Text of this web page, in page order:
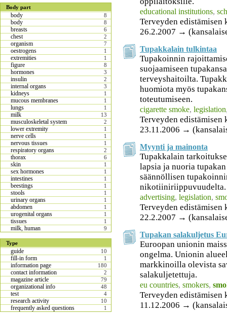
Body part
body 8
body 8
breasts 6
chest 2
organism 7
oestrogens 1
extremities 1
figure 8
hormones 3
insulin 2
internal organs 3
kidneys 1
mucous membranes 1
lungs 1
milk 13
musculoskeletal system 2
lower extremity 1
nerve cells 1
nervous tissues 1
respiratory organs 2
thorax 6
skin 1
sex hormones 1
intestines 1
beestings 1
stools 1
urinary organs 1
abdomen 1
urogenital organs 1
tissues 1
milk, human 9
Type
guide 10
fill-in form 1
information page 180
contact information 2
magazine article 79
organizational info 48
test 4
research activity 10
frequently asked questions 1
educational institutions,
Terveyden edistämisen
26.2.2007 →
Tupakkalain tulkintaa
Tupakoinnin
suojaamiseen
terveyshaitoilta.
huomiota myös
toteutumiseen.
cigarette smoke, legislation
Terveyden edistämisen
23.11.2006 →
Myynti ja mainonta
Tupakkalain
lapsia ja nuoria
säännöllisen
nikotiiniriippuvuudelta.
advertising, legislation,
Terveyden edistämisen
22.2.2007 →
Tupakan salakuljetus
Euroopan unionin
ongelma. Unionin
markkinoilla olevista
salakuljetettuja.
eu countries, smokers,
Terveyden edistämisen
11.12.2006 →